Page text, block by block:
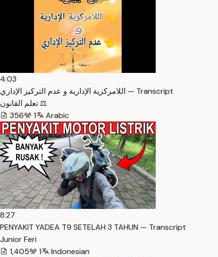
4:03
اللامركزية الإدارية و عدم التركيز الإداري — Transcript
تعلم القانون ⚖️
356
1 Arabic
8:27
PENYAKIT YADEA T9 SETELAH 3 TAHUN — Transcript
Junior Feri
1,405
1 Indonesian